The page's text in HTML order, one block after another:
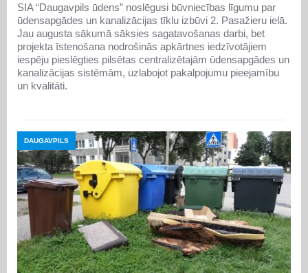
SIA “Daugavpils ūdens” noslēgusi būvniecības līgumu par
ūdensapgādes un kanalizācijas tīklu izbūvi 2. Pasažieru ielā.
Jau augusta sākumā sāksies sagatavošanas darbi, bet
projekta īstenošana nodrošinās apkārtnes iedzīvotājiem
iespēju pieslēgties pilsētas centralizētajām ūdensapgādes un
kanalizācijas sistēmām, uzlabojot pakalpojumu pieejamību
un kvalitāti.
DAUGAVPILS